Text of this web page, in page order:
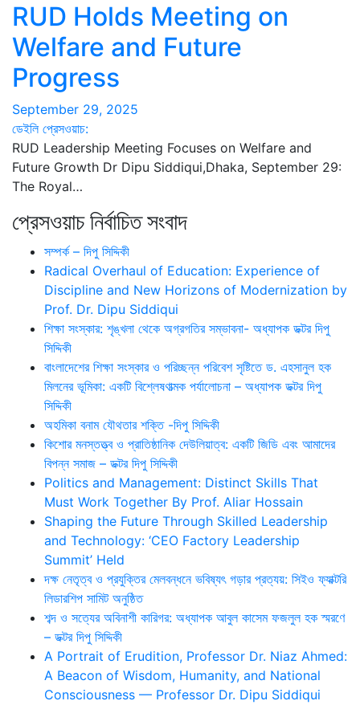
RUD Holds Meeting on
Welfare and Future
Progress
September 29, 2025
ডেইলি প্রেসওয়াচ:
RUD Leadership Meeting Focuses on Welfare and
Future Growth Dr Dipu Siddiqui,Dhaka, September 29:
The Royal…
প্রেসওয়াচ নির্বাচিত সংবাদ
সম্পর্ক – দিপু সিদ্দিকী
Radical Overhaul of Education: Experience of
Discipline and New Horizons of Modernization by
Prof. Dr. Dipu Siddiqui
শিক্ষা সংস্কার: শৃঙ্খলা থেকে অগ্রগতির সম্ভাবনা- অধ্যাপক ডক্টর দিপু
সিদ্দিকী
বাংলাদেশের শিক্ষা সংস্কার ও পরিচ্ছন্ন পরিবেশ সৃষ্টিতে ড. এহসানুল হক
মিলনের ভূমিকা: একটি বিশ্লেষণাত্মক পর্যালোচনা – অধ্যাপক ডক্টর দিপু
সিদ্দিকী
অহমিকা বনাম যৌথতার শক্তি -দিপু সিদ্দিকী
কিশোর মনস্তত্ত্ব ও প্রাতিষ্ঠানিক দেউলিয়াত্ব: একটি জিডি এবং আমাদের
বিপন্ন সমাজ – ডক্টর দিপু সিদ্দিকী
Politics and Management: Distinct Skills That
Must Work Together By Prof. Aliar Hossain
Shaping the Future Through Skilled Leadership
and Technology: ‘CEO Factory Leadership
Summit’ Held
দক্ষ নেতৃত্ব ও প্রযুক্তির মেলবন্ধনে ভবিষ্যৎ গড়ার প্রত্যয়: সিইও ফ্যাক্টরি
লিডারশিপ সামিট অনুষ্ঠিত
শব্দ ও সত্যের অবিনাশী কারিগর: অধ্যাপক আবুল কাসেম ফজলুল হক স্মরণে
– ডক্টর দিপু সিদ্দিকী
A Portrait of Erudition, Professor Dr. Niaz Ahmed:
A Beacon of Wisdom, Humanity, and National
Consciousness — Professor Dr. Dipu Siddiqui